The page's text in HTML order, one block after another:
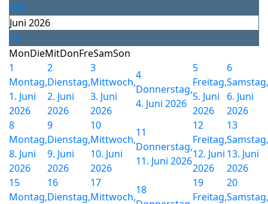
Mai
Juni 2026
Juli
MonDieMitDonFreSamSon
1
Montag,
1. Juni
2026
2
Dienstag,
2. Juni
2026
3
Mittwoch,
3. Juni
2026
4
Donnerstag,
4. Juni 2026
5
Freitag,
5. Juni
2026
6
Samstag,
6. Juni
2026
8
Montag,
8. Juni
2026
9
Dienstag,
9. Juni
2026
10
Mittwoch,
10. Juni
2026
11
Donnerstag,
11. Juni 2026
12
Freitag,
12. Juni
2026
13
Samstag,
13. Juni
2026
15
Montag,
16
Dienstag,
17
Mittwoch,
18
19
Freitag,
20
Samstag,